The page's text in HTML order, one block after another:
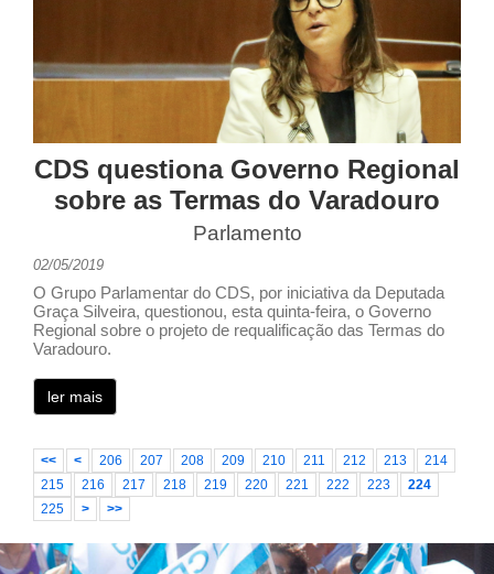
CDS questiona Governo Regional
sobre as Termas do Varadouro
Parlamento
02/05/2019
O Grupo Parlamentar do CDS, por iniciativa da Deputada
Graça Silveira, questionou, esta quinta-feira, o Governo
Regional sobre o projeto de requalificação das Termas do
Varadouro.
ler mais
<< < 206 207 208 209 210 211 212 213
214
215
216 217 218 219 220 221 222 223
224
225
> >>